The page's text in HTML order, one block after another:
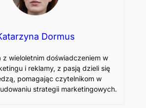
Dormus
z wieloletnim doświadczeniem w
i reklamy, z pasją dzieli się
pomagając czytelnikom w
strategii marketingowych.